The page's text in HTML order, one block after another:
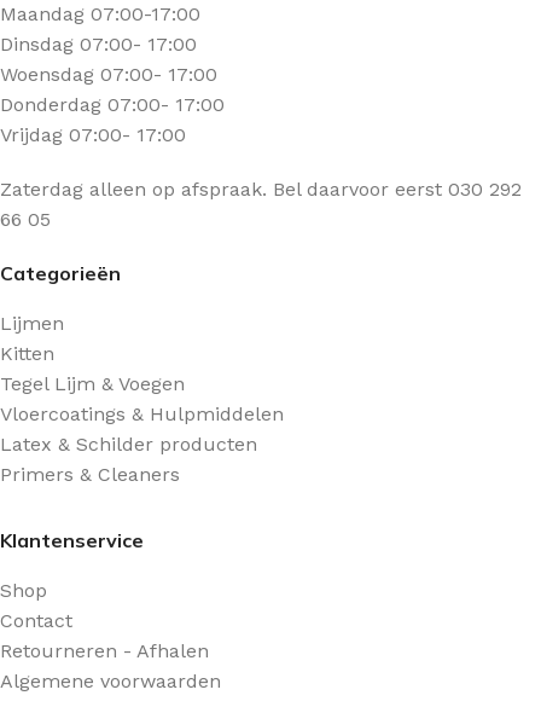
Maandag 07:00-17:00
Dinsdag 07:00- 17:00
Woensdag 07:00- 17:00
Donderdag 07:00- 17:00
Vrijdag 07:00- 17:00
Zaterdag alleen op afspraak. Bel daarvoor eerst 030 292
66 05
Categorieën
Lijmen
Kitten
Tegel Lijm & Voegen
Vloercoatings & Hulpmiddelen
Latex & Schilder producten
Primers & Cleaners
Klantenservice
Shop
Contact
Retourneren - Afhalen
Algemene voorwaarden